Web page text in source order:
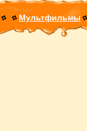
Мультфильмы